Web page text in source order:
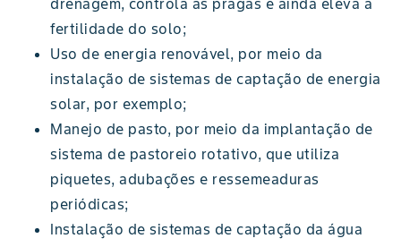
drenagem, controla as pragas e ainda eleva a
fertilidade do solo;
Uso de energia renovável, por meio da
instalação de sistemas de captação de energia
solar, por exemplo;
Manejo de pasto, por meio da implantação de
sistema de pastoreio rotativo, que utiliza
piquetes, adubações e ressemeaduras
periódicas;
Instalação de sistemas de captação da água